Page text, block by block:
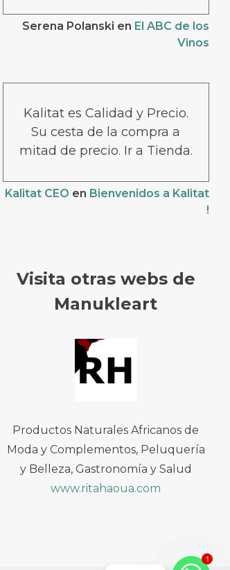
Serena Polanski en El ABC de los
Vinos
Kalitat es Calidad y Precio.
Su cesta de la compra a
mitad de precio. Ir a Tienda.
Kalitat CEO en Bienvenidos a Kalitat
!
Visita otras webs de
Manukleart
Productos Naturales Africanos de
Moda y Complementos, Peluquería
y Belleza, Gastronomía y Salud
www.ritahaoua.com
1